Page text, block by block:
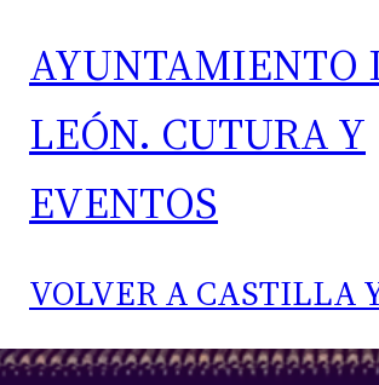
AYUNTAMIENTO
LEÓN. CUTURA Y
EVENTOS
VOLVER A CASTILLA